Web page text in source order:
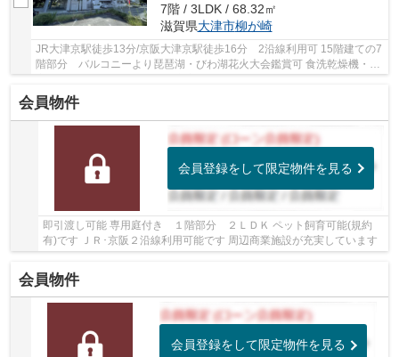
7階 / 3LDK / 68.32㎡
滋賀県大津市柳が崎
JR大津京駅徒歩13分/京阪大津京駅徒歩16分 2沿線利用可 15階建ての7
階部分 バルコニーより琵琶湖・びわ湖花火大会鑑賞可 食洗乾燥機・浴
室乾燥機・追焚機能など設備充実 24時間ゴミ...
会員物件
会員登録をして限定物件を見る
即引渡し可能 専用庭付き １階部分 ２ＬＤＫ ペット飼育可能(規約
有)です ＪＲ･京阪２沿線利用可能です 周辺商業施設が充実しています
会員物件
会員登録をして限定物件を見る